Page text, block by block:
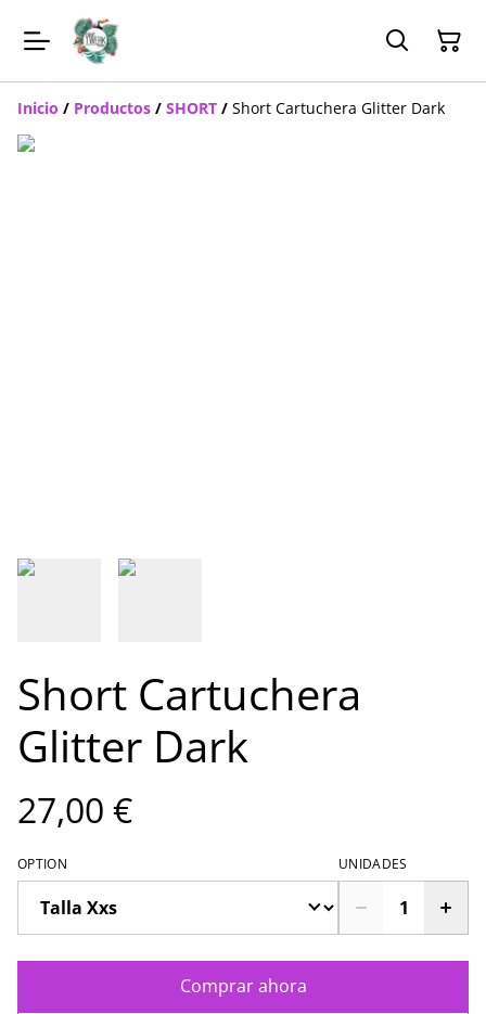
Inicio / Productos / SHORT / Short Cartuchera Glitter Dark
Short Cartuchera
Glitter Dark
27,00 €
OPTION UNIDADES
Comprar ahora